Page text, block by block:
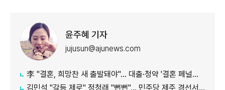
윤주혜 기자
jujusun@ajunews.com
李 "결혼, 희망찬 새 출발돼야"… 대출·청약 '결혼 페널티' 손본다
김민석 "갈등 제로" 정청래 "뻔뻔"… 민주당 제주 경선서 격돌